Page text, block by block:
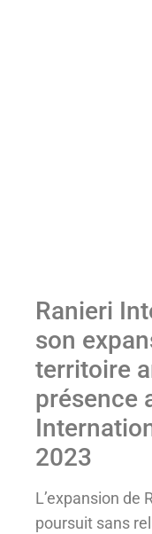
Ranieri
son
territoire
présence
2023
L’expansion de
poursuit sans